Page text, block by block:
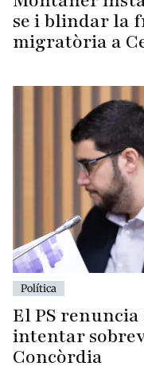
se i blindar la
migratòria a
Política
El PS
intentar
Concòrdia